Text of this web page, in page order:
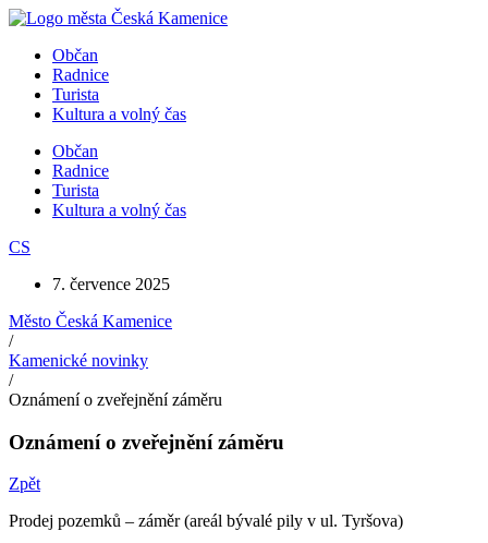
Přejít
obsahuObčan
Radnice
Turista
Kultura a volný čas
Občan
Radnice
Turista
Kultura a volný čas
CS
7. července 2025
Město Česká Kamenice
/
Kamenické novinky
/
Oznámení o zveřejnění záměru
Oznámení o zveřejnění záměru
Zpět
Prodej pozemků – záměr (areál bývalé pily v ul. Tyršova)